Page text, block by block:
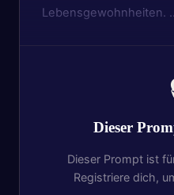
Lebensgewohnheiten.
Dieser
Dieser Prompt ist
Registriere dich,